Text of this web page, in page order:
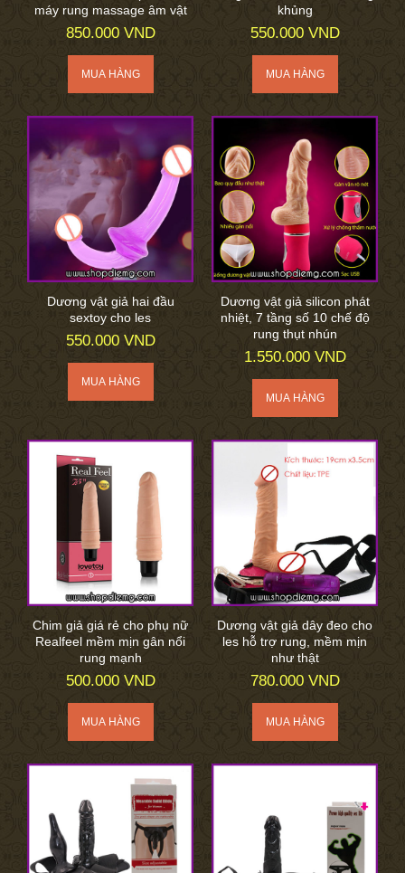
máy rung massage âm vật
850.000 VND
khủng
550.000 VND
Dương vật giả hai đầu
sextoy cho les
550.000 VND
Dương vật giả silicon phát
nhiệt, 7 tầng số 10 chế độ
rung thụt nhún
1.550.000 VND
Chim giả giá rẻ cho phụ nữ
Realfeel mềm mịn gân nổi
rung mạnh
500.000 VND
Dương vật giả dây đeo cho
les hỗ trợ rung, mềm mịn
như thật
780.000 VND